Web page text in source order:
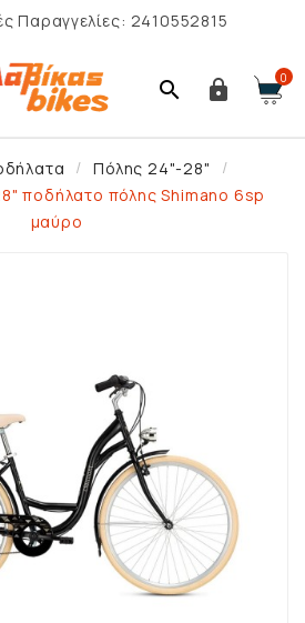
Παραγγελίες: 2410552815
  0
Πόλης 24"-28"
ποδήλατο πόλης Shimano 6sp
μαύρο